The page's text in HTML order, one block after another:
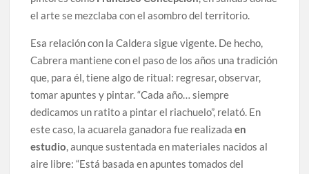
el arte se mezclaba con el asombro del territorio.
Esa relación con la Caldera sigue vigente. De hecho,
Cabrera mantiene con el paso de los años una tradición
que, para él, tiene algo de ritual: regresar, observar,
tomar apuntes y pintar. “Cada año… siempre
dedicamos un ratito a pintar el riachuelo”, relató. En
este caso, la acuarela ganadora fue realizadaen
estudio, aunque sustentada en materiales nacidos al
aire libre: “Está basada en apuntes tomados del